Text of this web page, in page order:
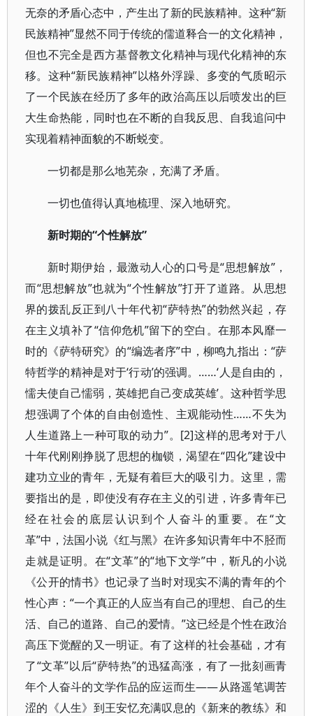
无奈的矛盾心态中，产生出了新的民族精神。这种“新
民族精神”显然不同于传统的儒道释合一的文化精神，
但也不完全是西方基督教文化精神与现代化精神的东
移。这种“新民族精神”以格外浮躁、多变的气质昭示
了一个民族在经历了多年的政治高压以后喷发出的巨
大生命热能，同时也在不断的自我反思、自我追问中
实现着精神面貌的不断蜕变。
一切都是那么地芜杂，充满了矛盾。
一切也值得认真地梳理、深入地研究。
新时期的“个性解放”
新时期伊始，最激动人心的口号是“思想解放”，
而“思想解放”也就为“个性解放”打开了道路。从思想
界的拨乱反正到八十年代初“萨特热”的勃然兴起，存
在主义填补了“信仰危机”留下的空白。在那本风靡一
时的《萨特研究》的“编选者序”中，柳鸣九指出：“萨
特哲学的精神是对于‘行动’的强调。……‘人是自由的，
懦夫使自己懦弱，英雄把自己变成英雄’。这种哲学思
想强调了个体的自由创造性、主观能动性……不失为
人生道路上一种可取的动力”。[2]这样的思考对于八
十年代刚刚挣脱了思想的枷锁，渴望在“四化”建设中
建功立业的青年，无疑有着巨大的吸引力。这里，需
要指出的是，即使没有存在主义的引进，许多青年已
经在社会的底层认识到个人奋斗的重要。在“文
革”中，法国小说《红与黑》在许多知识青年中不胫而
走就是证明。在“文革”的“地下文学”中，靳凡的小说
《公开的情书》也记录了当时对现实不满的青年的个
性心声：“一个真正的人应当有自己的理想、自己的生
活、自己的道路、自己的爱情。”这已经是个性在政治
高压下觉醒的又一明证。有了这样的社会基础，才有
了“文革”以后“萨特热”的迅猛高涨，有了一批刻画青
年个人奋斗的文学作品的应运而生——从路遥笔调苦
涩的《人生》到王安忆充满叹息的《新来的教练》和